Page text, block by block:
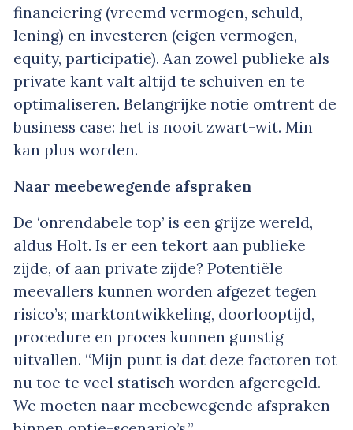
financiering (vreemd vermogen, schuld,
lening) en investeren (eigen vermogen,
equity, participatie). Aan zowel publieke als
private kant valt altijd te schuiven en te
optimaliseren. Belangrijke notie omtrent de
business case: het is nooit zwart-wit. Min
kan plus worden.
Naar meebewegende afspraken
De ‘onrendabele top’ is een grijze wereld,
aldus Holt. Is er een tekort aan publieke
zijde, of aan private zijde? Potentiële
meevallers kunnen worden afgezet tegen
risico’s; marktontwikkeling, doorlooptijd,
procedure en proces kunnen gunstig
uitvallen. “Mijn punt is dat deze factoren tot
nu toe te veel statisch worden afgeregeld.
We moeten naar meebewegende afspraken